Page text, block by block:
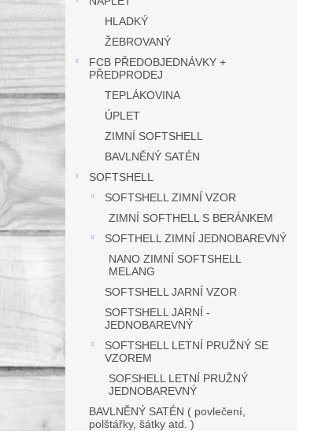
HLADKÝ
ŽEBROVANÝ
FCB PŘEDOBJEDNÁVKY +
PŘEDPRODEJ
TEPLÁKOVINA
ÚPLET
ZIMNÍ SOFTSHELL
BAVLNĚNÝ SATÉN
SOFTSHELL
SOFTSHELL ZIMNÍ VZOR
ZIMNÍ SOFTHELL S BERÁNKEM
SOFTHELL ZIMNÍ JEDNOBAREVNÝ
NANO ZIMNÍ SOFTSHELL
MELANG
SOFTSHELL JARNÍ VZOR
SOFTSHELL JARNÍ -
JEDNOBAREVNÝ
SOFTSHELL LETNÍ PRUŽNÝ SE
VZOREM
SOFSHELL LETNÍ PRUŽNÝ
JEDNOBAREVNÝ
BAVLNĚNÝ SATÉN ( povlečení,
polštářky, šátky atd. )